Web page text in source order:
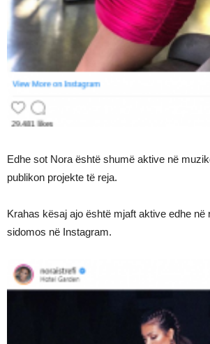
Edhe sot Nora është shumë aktive në
publikon projekte të reja.
Krahas kësaj ajo është mjaft aktive edhe në
sidomos në Instagram.